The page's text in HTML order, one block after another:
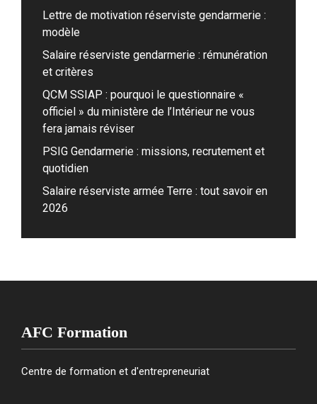
Lettre de motivation réserviste gendarmerie :
modèle
Salaire réserviste gendarmerie : rémunération
et critères
QCM SSIAP : pourquoi le questionnaire «
officiel » du ministère de l’Intérieur ne vous
fera jamais réviser
PSIG Gendarmerie : missions, recrutement et
quotidien
Salaire réserviste armée Terre : tout savoir en
2026
AFC Formation
Centre de formation et d'entrepreneuriat